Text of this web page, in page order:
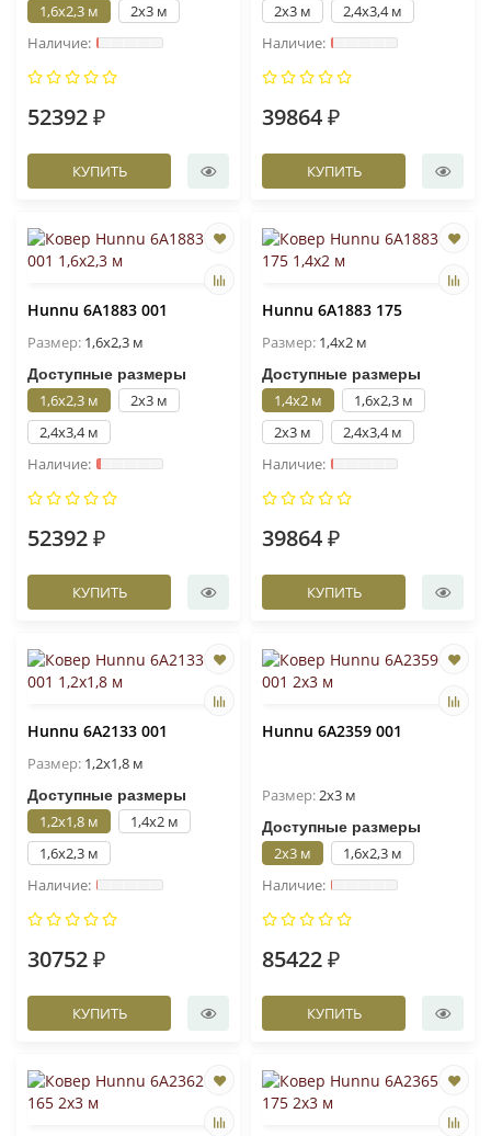
1,6x2,3 м 2x3 м
52392 ₽
КУПИТЬ
2x3 м
2,4x3,4 м
39864 ₽
КУПИТЬ
Hunnu 6A1883 001
Размер: 1,6x2,3 м
Доступные размеры
1,6x2,3 м
2x3 м
2,4x3,4 м
52392 ₽
КУПИТЬ
Hunnu 6A1883 175
Размер: 1,4x2 м
Доступные размеры
1,4x2 м
1,6x2,3 м
2x3 м
2,4x3,4 м
39864 ₽
КУПИТЬ
Hunnu 6A2133 001
Размер: 1,2x1,8 м
Доступные размеры
1,2x1,8 м
1,4x2 м
1,6x2,3 м
30752 ₽
КУПИТЬ
Hunnu 6A2359 001
Размер:2x3 м
Доступные размеры
2x3 м 1,6x2,3 м
85422 ₽
КУПИТЬ